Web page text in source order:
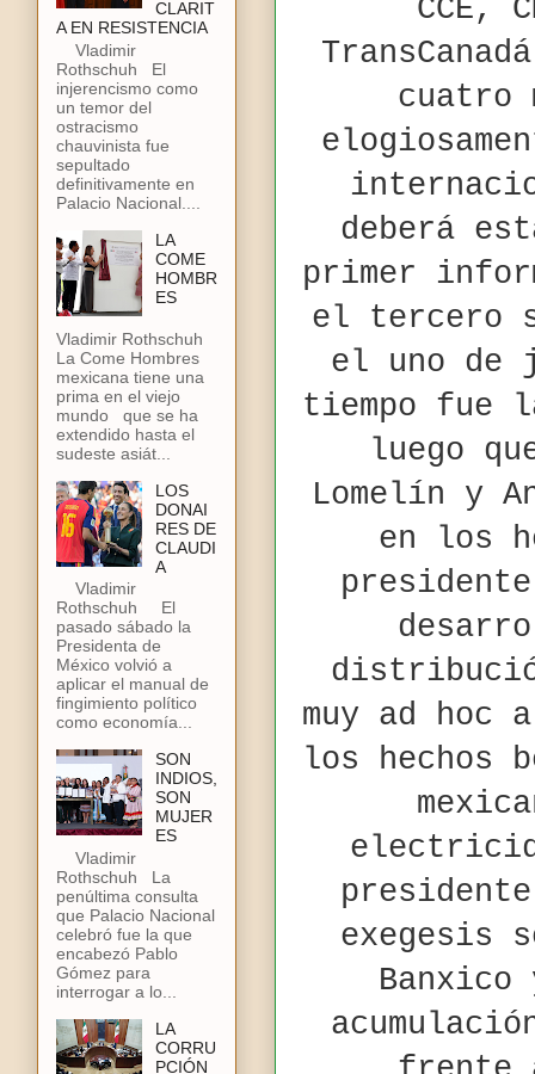
CCE,
cuatro
deberá
primer
el tercero
el uno de
tiempo fue
luego
Lomelín y
en los
muy ad hoc
los hechos
exegesis
CLARIT
A EN RESISTENCIA
Vladimir
Rothschuh El
injerencismo como
un temor del
ostracismo
chauvinista fue
sepultado
definitivamente en
Palacio Nacional....
LA
COME
HOMBR
ES
Vladimir Rothschuh
La Come Hombres
mexicana tiene una
prima en el viejo
mundo que se ha
extendido hasta el
sudeste asiát...
LOS
DONAI
RES DE
CLAUDI
A
Vladimir
Rothschuh El
pasado sábado la
Presidenta de
México volvió a
aplicar el manual de
fingimiento político
como economía...
SON
INDIOS,
SON
MUJER
ES
Vladimir
Rothschuh La
penúltima consulta
que Palacio Nacional
celebró fue la que
encabezó Pablo
Gómez para
interrogar a lo...
LA
CORRU
PCIÓN